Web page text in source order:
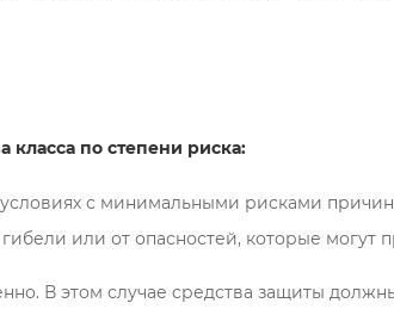
класса по степени риска:
с минимальными рисками
или от опасностей, которые могут
В этом случае средства защиты